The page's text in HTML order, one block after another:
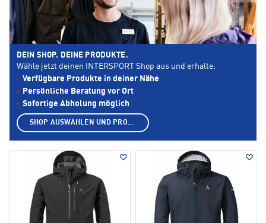
DEIN SHOP. DEINE PRODUKTE.
Wähle jetzt deinen INTERSPORT Shop aus und erhalte:
Verfügbare Produkte in deiner Nähe
Persönliche Beratung vor Ort
Sofortige Abholung möglich
SHOP AUSWÄHLEN UND PRODUKTE ANZEIGEN